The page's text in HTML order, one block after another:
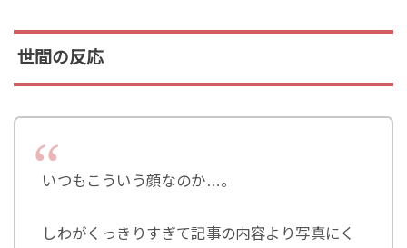
世間の反応
いつもこういう顔なのか…。
しわがくっきりすぎて記事の内容より写真にく